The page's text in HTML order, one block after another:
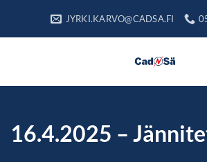
JYRKI.KARVO@CADSA.FI
16.4.2025 –